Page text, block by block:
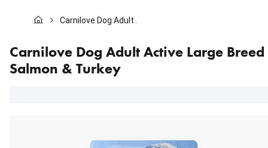
Kissat
Eläinlääkäriruoat
Tuotemerkit
Uutuudet
Carnilove Dog Adult Active Large Breed Salmon &
Carnilove Dog Adult Active Large Breed
Salmon & Turkey